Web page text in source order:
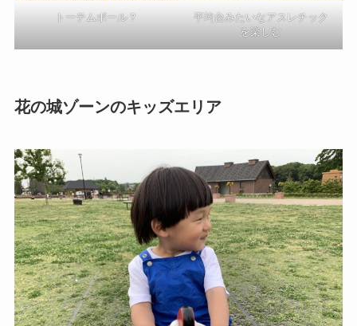
トーテムポール？
平均台みたいなアスレチック
を楽しむ
花の城ゾーンのキッズエリア